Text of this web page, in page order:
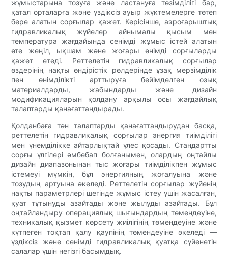
жұмыстарына тозуға және ластануға төзімділігі бар,
қатал орталарға және үздіксіз ауыр жүктемелерге төтеп
бере алатын сорғылар қажет. Керісінше, аэроғарыштық
гидравликалық жүйелер айнымалы қысым мен
температура жағдайында сенімді жұмыс істей алатын
өте жеңіл, ықшам және жоғары өнімді сорғыларды
қажет етеді. Реттелетін гидравликалық сорғылар
өздерінің нақты өндірістік рөлдерінде ұзақ мерзімділік
пен өнімділікті арттыруға бейімделген озық
материалдарды, жабындарды және дизайн
модификацияларын қолдану арқылы осы жағдайлық
талаптарды қанағаттандырады.
Қолданбаға тән талаптарды қанағаттандырудан басқа,
реттелетін гидравликалық сорғылар энергия тиімділігі
мен үнемділікке айтарлықтай үлес қосады. Стандартты
сорғы үлгілері әмбебап болғанымен, олардың оңтайлы
дизайн диапазонынан тыс жоғары тиімділікпен жұмыс
істемеуі мүмкін, бұл энергияның жоғалуына және
тозудың артуына әкеледі. Реттелетін сорғылар жүйенің
нақты параметрлері шегінде жұмыс істеу үшін жасалған,
қуат тұтынуды азайтады және жылуды азайтады. Бұл
оңтайландыру операциялық шығындардың төмендеуіне,
техникалық қызмет көрсету жиілігінің төмендеуіне және
күтпеген тоқтап қалу қаупінің төмендеуіне әкеледі —
үздіксіз және сенімді гидравликалық қуатқа сүйенетін
салалар үшін негізгі басымдық.